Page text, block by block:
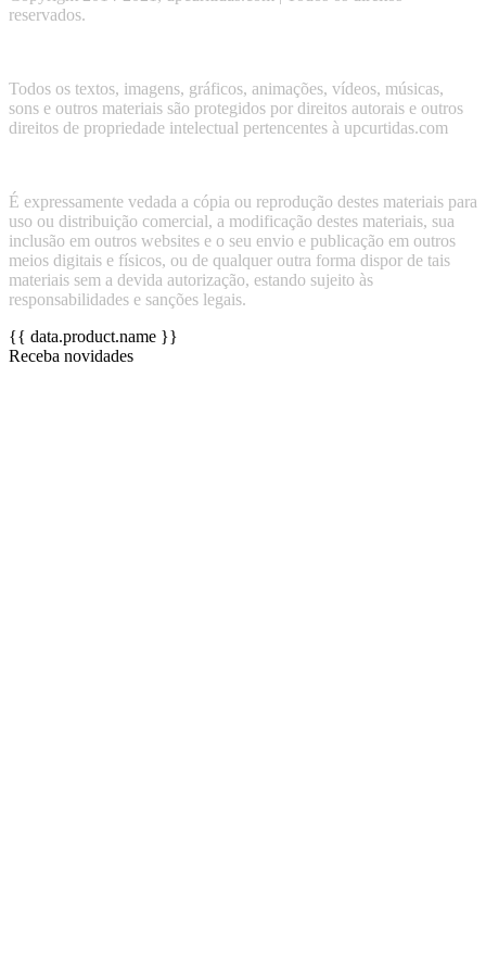
reservados.
Todos os textos, imagens, gráficos, animações, vídeos, músicas,
sons e outros materiais são protegidos por direitos autorais e outros
direitos de propriedade intelectual pertencentes à upcurtidas.com
É expressamente vedada a cópia ou reprodução destes materiais para
uso ou distribuição comercial, a modificação destes materiais, sua
inclusão em outros websites e o seu envio e publicação em outros
meios digitais e físicos, ou de qualquer outra forma dispor de tais
materiais sem a devida autorização, estando sujeito às
responsabilidades e sanções legais.
{{ data.product.name }}
Receba novidades